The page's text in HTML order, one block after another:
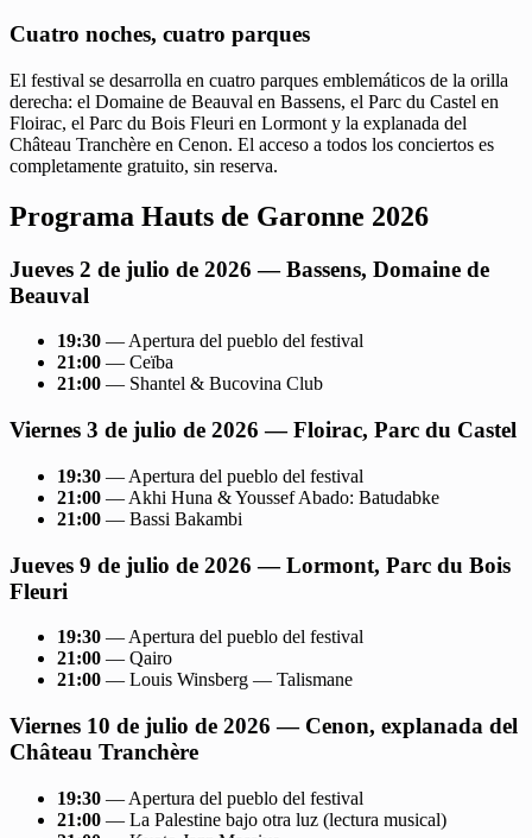
Cuatro noches, cuatro parques
El festival se desarrolla en cuatro parques emblemáticos de la orilla
derecha: el Domaine de Beauval en Bassens, el Parc du Castel en
Floirac, el Parc du Bois Fleuri en Lormont y la explanada del
Château Tranchère en Cenon. El acceso a todos los conciertos es
completamente gratuito, sin reserva.
Programa Hauts de Garonne 2026
Jueves 2 de julio de 2026 — Bassens, Domaine de
Beauval
19:30 — Apertura del pueblo del festival
21:00 — Ceïba
21:00 — Shantel & Bucovina Club
Viernes 3 de julio de 2026 — Floirac, Parc du Castel
19:30 — Apertura del pueblo del festival
21:00 — Akhi Huna & Youssef Abado: Batudabke
21:00 — Bassi Bakambi
Jueves 9 de julio de 2026 — Lormont, Parc du Bois
Fleuri
19:30 — Apertura del pueblo del festival
21:00 — Qairo
21:00 — Louis Winsberg — Talismane
Viernes 10 de julio de 2026 — Cenon, explanada del
Château Tranchère
19:30 — Apertura del pueblo del festival
21:00 — La Palestine bajo otra luz (lectura musical)